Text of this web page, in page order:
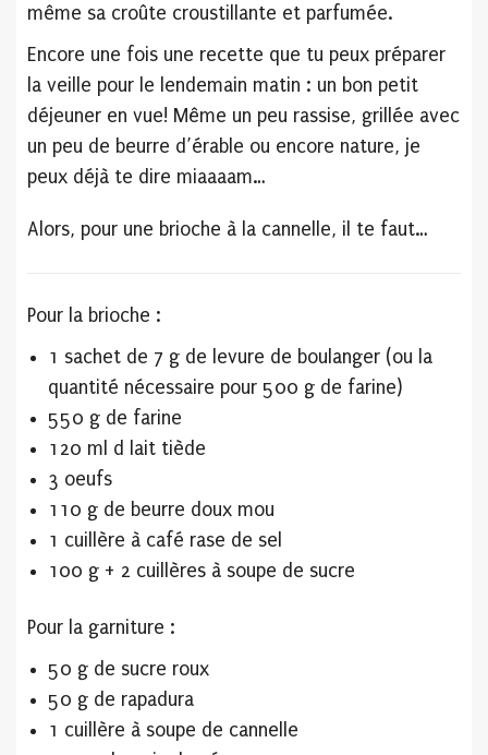
même sa croûte croustillante et parfumée.
Encore une fois une recette que tu peux préparer
la veille pour le lendemain matin : un bon petit
déjeuner en vue! Même un peu rassise, grillée avec
un peu de beurre d’érable ou encore nature, je
peux déjà te dire miaaaam…
Alors, pour une brioche à la cannelle, il te faut…
Pour la brioche :
1 sachet de 7 g de levure de boulanger (ou la
quantité nécessaire pour 500 g de farine)
550 g de farine
120 ml d lait tiède
3 oeufs
110 g de beurre doux mou
1 cuillère à café rase de sel
100 g + 2 cuillères à soupe de sucre
Pour la garniture :
50 g de sucre roux
50 g de rapadura
1 cuillère à soupe de cannelle